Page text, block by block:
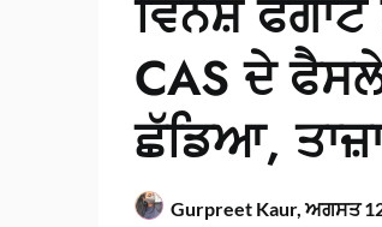
ਵਿਨੇਸ਼
CAS ਦੇ
ਛੱਡਿਆ,
Gurpreet Kaur,ਅਗਸਤ